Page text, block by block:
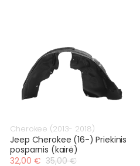
Cherokee (2013- 2018)
Jeep Cherokee (16-) Priekinis
posparnis (kairė)
32,00 € 35,00 €